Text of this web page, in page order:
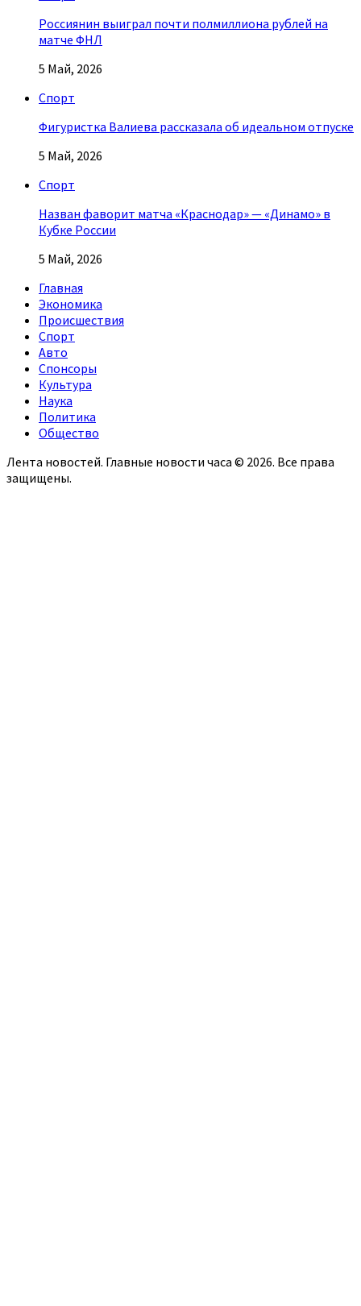
Россиянин выиграл почти полмиллиона рублей на
матче ФНЛ
5 Май, 2026
Спорт
Фигуристка Валиева рассказала об идеальном отпуске
5 Май, 2026
Спорт
Назван фаворит матча «Краснодар» — «Динамо» в
Кубке России
5 Май, 2026
Главная
Экономика
Происшествия
Спорт
Авто
Спонсоры
Культура
Наука
Политика
Общество
Лента новостей. Главные новости часа © 2026. Все права
защищены.